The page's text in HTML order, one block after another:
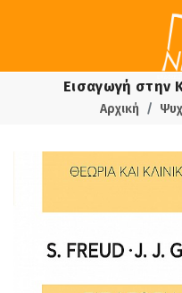
Εισαγωγή στην
Αρχική